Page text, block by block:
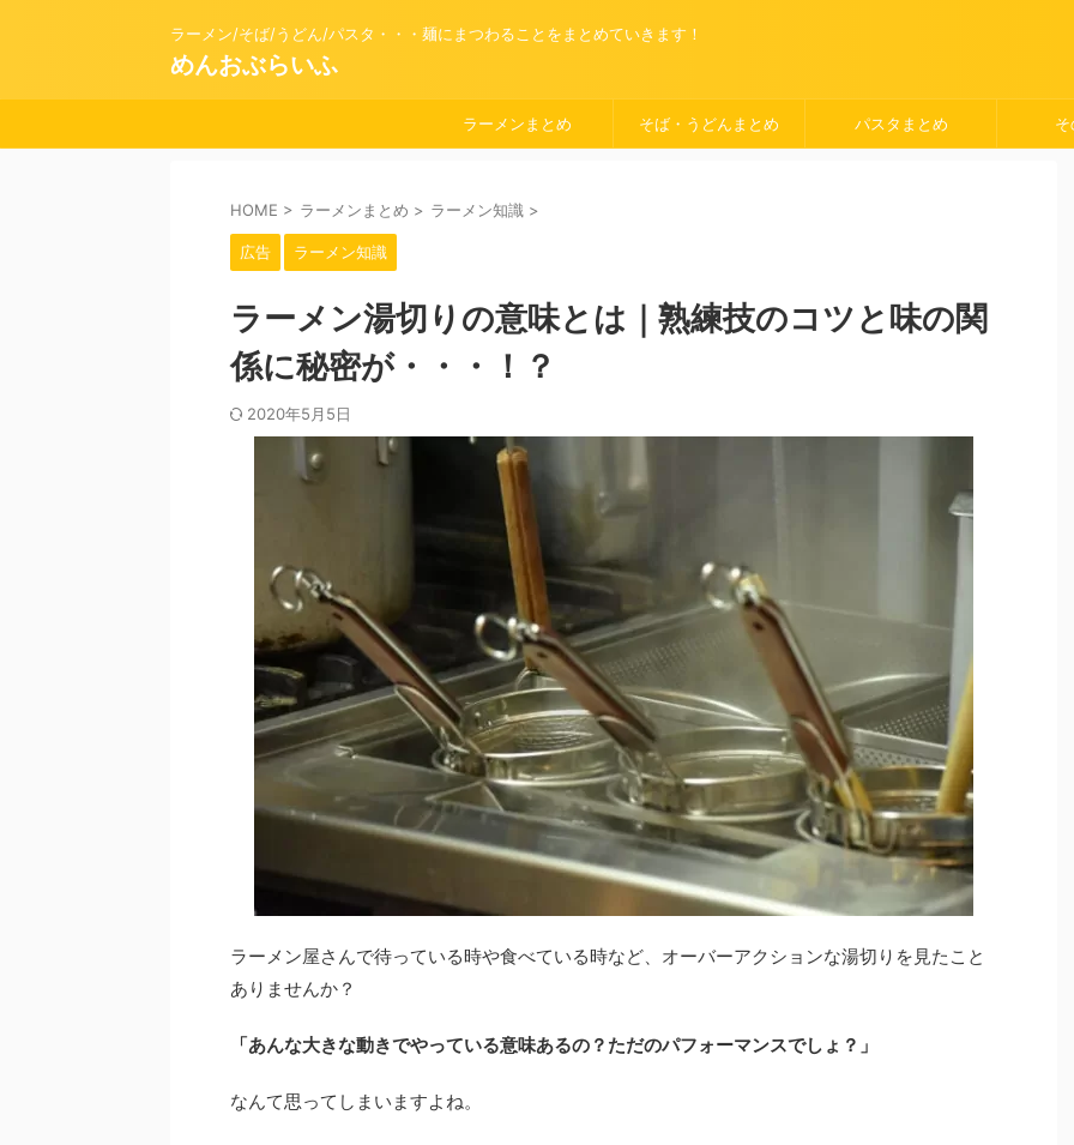
ラーメン/そば/うどん/パスタ・・・麺にまつわることをまとめていきます！
めんおぶらいふ
ラーメンまとめ そば・うどんまとめ パスタまとめ
HOME > ラーメンまとめ > ラーメン知識 >
広告 ラーメン知識
ラーメン湯切りの意味とは｜熟練技のコツと味の関
係に秘密が・・・！？
2020年5月5日
ラーメン屋さんで待っている時や食べている時など、オーバーアクションな湯切りを見たこと
ありませんか？
「あんな大きな動きでやっている意味あるの？ただのパフォーマンスでしょ？」
なんて思ってしまいますよね。